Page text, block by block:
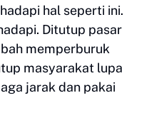
hal seperti ini.
Ditutup pasar
memperburuk
masyarakat lupa
jarak dan pakai